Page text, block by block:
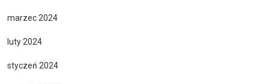
marzec 2024
luty 2024
styczeń 2024